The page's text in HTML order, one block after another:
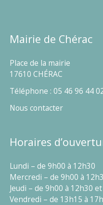
Mairie de Chérac
Place de la mairie
17610 CHÉRAC
Téléphone : 05 46 96 44
Nous contacter
Horaires
Lundi – de 9h00 à 12h30
Mercredi – de 9h00 à
Jeudi – de 9h00 à 12h30
Vendredi – de 13h15 à